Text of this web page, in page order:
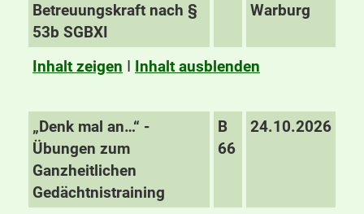
Betreuungskraft nach §
53b SGBXI
Warburg
Inhalt zeigen I Inhalt ausblenden
„Denk mal an…“ -
Übungen zum
Ganzheitlichen
Gedächtnistraining
B
66
24.10.2026